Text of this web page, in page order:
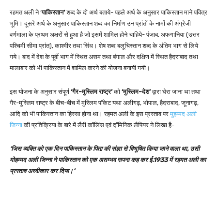
रहमत अली ने ‘पाकिस्तान’शब्द के दो अर्थ बताये- पहले अर्थ के अनुसार पाकिस्तान माने पवित्र
भूमि। दूसरे अर्थ के अनुसार पाकिस्तान शब्द का निर्माण उन प्रांतों के नामों की अंग्रेजी
वर्णमाला के प्रथम अक्षरों से हुआ है जो इसमें शामिल होने चाहिये- पंजाब, अफगानिया (उत्तर
पश्चिमी सीमा प्रांत), काश्मीर तथा सिंध। शेष शब्द बलूचिस्तान शब्द के अंतिम भाग से लिये
गये। बाद में देश के पूर्वी भाग में स्थित असम तथा बंगाल और दक्षिण में स्थित हैदराबाद तथा
मालाबार को भी पाकिस्तान में शामिल करने की योजना बनायी गयी।
इस योजना के अनुसार संपूर्ण ‘गैर-मुस्लिम राष्ट्र’को ‘मुस्लिम-देश’द्वारा घेरा जाना था तथा
गैर-मुस्लिम राष्ट्र के बीच-बीच में मुस्लिम पॉकेट यथा अलीगढ़, भोपाल, हैदराबाद, जूनागढ़,
आदि को भी पाकिस्तान का हिस्सा होना था। रहमत अली के इस प्रस्ताव पर मुहम्मद अली
जिन्नाकी प्रतिक्रिया के बारे में लैरी कॉलिंस एवं दॉमिनिक लैपियर ने लिखा है-
‘जिस व्यक्ति को एक दिन पाकिस्तान के पिता की संज्ञा से विभूषित किया जाने वाला था, उसी
मोहम्मद अली जिन्ना ने पाकिस्तान को एक असम्भव सपना कह कर ई.1933 में रहमत अली का
प्रस्ताव अस्वीकार कर दिया।’